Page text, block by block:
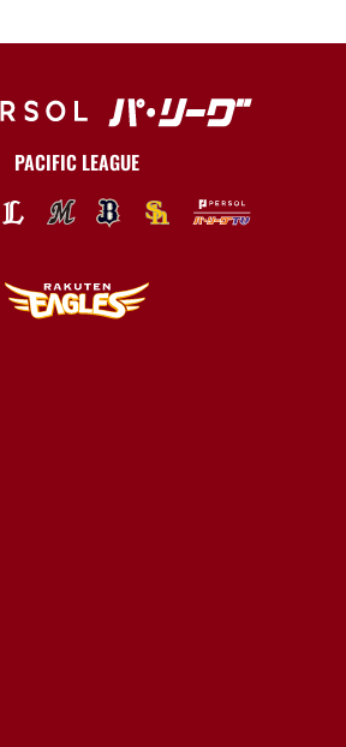
PACIFIC LEAGUE